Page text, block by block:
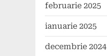
februarie 2025
ianuarie 2025
decembrie 2024